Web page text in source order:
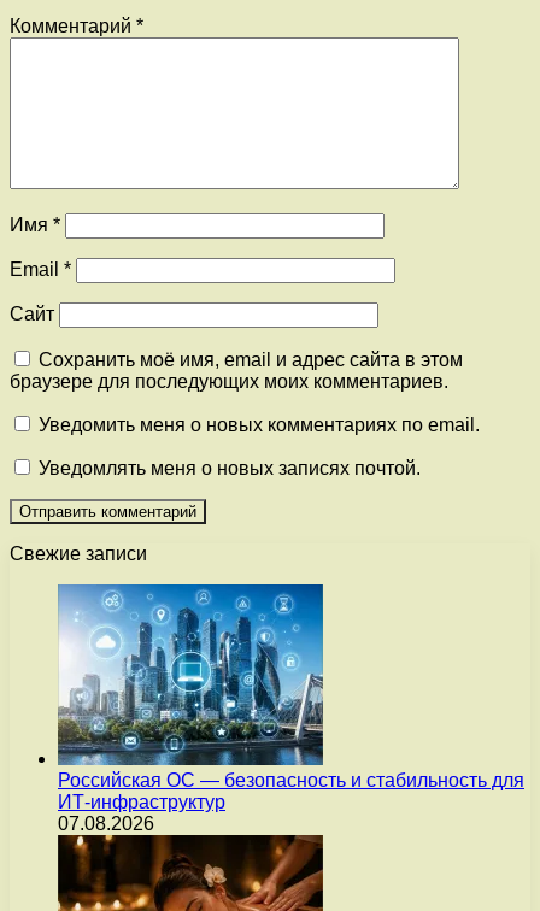
Комментарий *
Имя *
Email *
Сайт
Сохранить моё имя, email и адрес сайта в этом
браузере для последующих моих комментариев.
Уведомить меня о новых комментариях по email.
Уведомлять меня о новых записях почтой.
Свежие записи
Российская ОС — безопасность и стабильность для
ИТ-инфраструктур
07.08.2026